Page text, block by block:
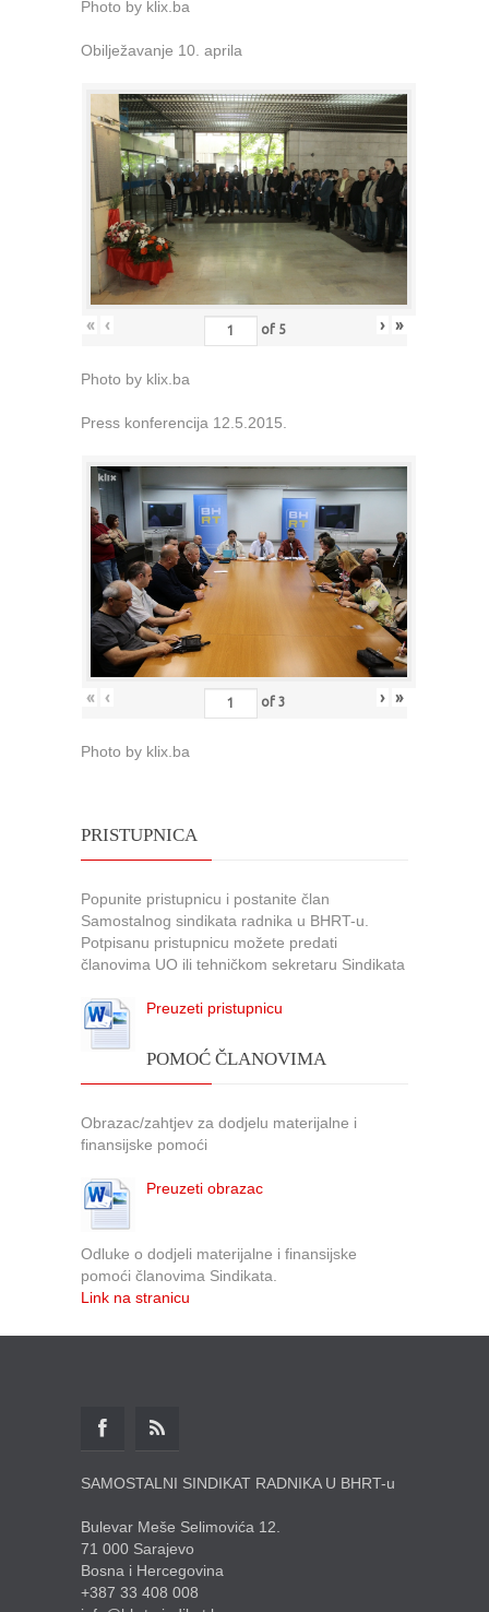
Photo by klix.ba
Obilježavanje 10. aprila
« ‹ of 5 › »
Photo by klix.ba
Press konferencija 12.5.2015.
« ‹ of 3 › »
Photo by klix.ba
PRISTUPNICA
Popunite pristupnicu i postanite član
Samostalnog sindikata radnika u BHRT-u.
Potpisanu pristupnicu možete predati
članovima UO ili tehničkom sekretaru Sindikata
Preuzeti pristupnicu
POMOĆ ČLANOVIMA
Obrazac/zahtjev za dodjelu materijalne i
finansijske pomoći
Preuzeti obrazac
Odluke o dodjeli materijalne i finansijske
pomoći članovima Sindikata.
Link na stranicu
SAMOSTALNI SINDIKAT RADNIKA U BHRT-u
Bulevar Meše Selimovića 12.
71 000 Sarajevo
Bosna i Hercegovina
+387 33 408 008